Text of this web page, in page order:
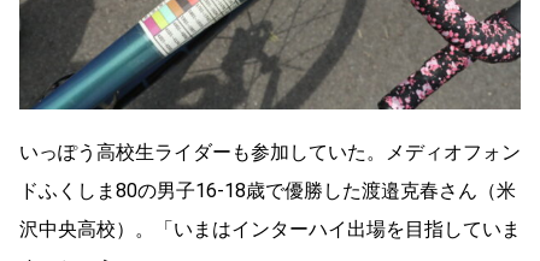
いっぽう高校生ライダーも参加していた。
メディオフォン
ドふくしま80の男子16-18歳で優勝した渡邉克春さん（米
沢中央高校）。「いまはインターハイ出場を目指していま